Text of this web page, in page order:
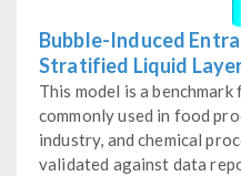
Bubble-Induced
Stratified Liquid
This model is a
commonly used in food
industry, and chemical
validated against data